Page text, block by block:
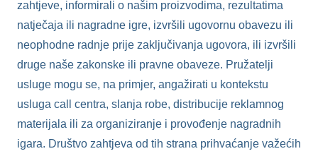
zahtjeve, informirali o našim proizvodima, rezultatima
natječaja ili nagradne igre, izvršili ugovornu obavezu ili
neophodne radnje prije zaključivanja ugovora, ili izvršili
druge naše zakonske ili pravne obaveze. Pružatelji
usluge mogu se, na primjer, angažirati u kontekstu
usluga call centra, slanja robe, distribucije reklamnog
materijala ili za organiziranje i provođenje nagradnih
igara. Društvo zahtjeva od tih strana prihvaćanje važećih